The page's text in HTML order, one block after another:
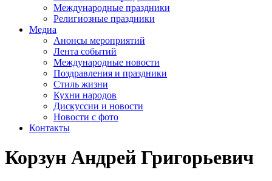
Международные праздники
Религиозные праздники
Медиа
Анонсы мероприятий
Лента событий
Международные новости
Поздравления и праздники
Cтиль жизни
Кухни народов
Дискуссии и новости
Новости с фото
Контакты
Корзун Андрей Григорьевич